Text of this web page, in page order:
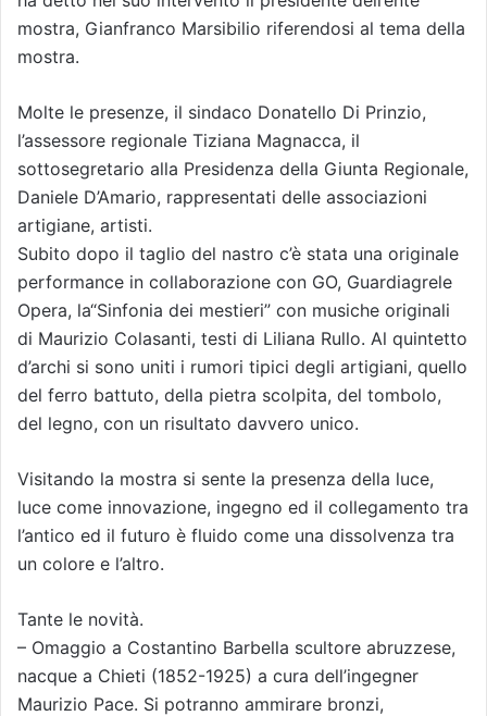
mostra, Gianfranco Marsibilio riferendosi al tema della
mostra.
Molte le presenze, il sindaco Donatello Di Prinzio,
l’assessore regionale Tiziana Magnacca, il
sottosegretario alla Presidenza della Giunta Regionale,
Daniele D’Amario, rappresentati delle associazioni
artigiane, artisti.
Subito dopo il taglio del nastro c’è stata una originale
performance in collaborazione con GO, Guardiagrele
Opera, la“Sinfonia dei mestieri” con musiche originali
di Maurizio Colasanti, testi di Liliana Rullo. Al quintetto
d’archi si sono uniti i rumori tipici degli artigiani, quello
del ferro battuto, della pietra scolpita, del tombolo,
del legno, con un risultato davvero unico.
Visitando la mostra si sente la presenza della luce,
luce come innovazione, ingegno ed il collegamento tra
l’antico ed il futuro è fluido come una dissolvenza tra
un colore e l’altro.
Tante le novità.
– Omaggio a Costantino Barbella scultore abruzzese,
nacque a Chieti (1852-1925) a cura dell’ingegner
Maurizio Pace. Si potranno ammirare bronzi,